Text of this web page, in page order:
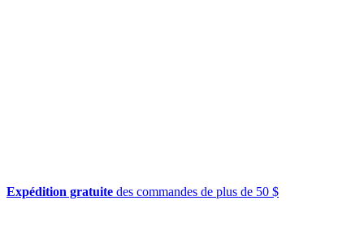
Expédition gratuite des commandes de plus de 50 $